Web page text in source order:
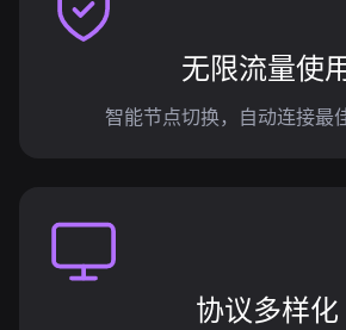
无限流量使
智能节点切换，自动连接最
协议多样化